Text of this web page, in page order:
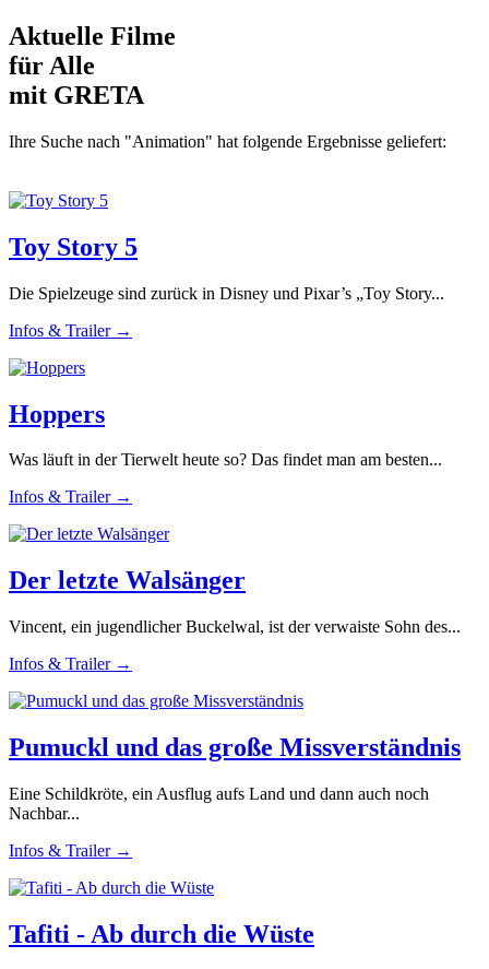
Aktuelle Filme
für Alle
mit GRETA
Ihre Suche nach "Animation" hat folgende Ergebnisse geliefert:
Toy Story 5
Die Spielzeuge sind zurück in Disney und Pixar’s „Toy Story...
Infos & Trailer →
Hoppers
Was läuft in der Tierwelt heute so? Das findet man am besten...
Infos & Trailer →
Der letzte Walsänger
Vincent, ein jugendlicher Buckelwal, ist der verwaiste Sohn des...
Infos & Trailer →
Pumuckl und das große Missverständnis
Eine Schildkröte, ein Ausflug aufs Land und dann auch noch
Nachbar...
Infos & Trailer →
Tafiti - Ab durch die Wüste